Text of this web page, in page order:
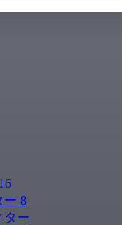
ー 8
ター